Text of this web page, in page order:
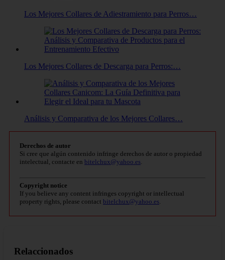
Los Mejores Collares de Adiestramiento para Perros…
Los Mejores Collares de Descarga para Perros:…
Análisis y Comparativa de los Mejores Collares…
Derechos de autor
Si cree que algún contenido infringe derechos de autor o propiedad
intelectual, contacte en bitelchux@yahoo.es.
Copyright notice
If you believe any content infringes copyright or intellectual
property rights, please contact bitelchux@yahoo.es.
Relaccionados